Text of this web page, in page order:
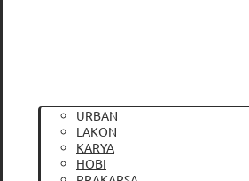
URBAN
LAKON
KARYA
HOBI